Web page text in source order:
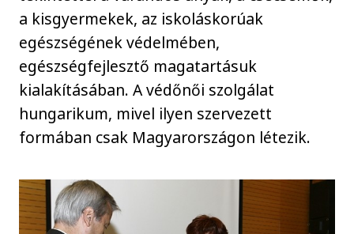
a kisgyermekek, az iskoláskorúak
egészségének védelmében,
egészségfejlesztő magatartásuk
kialakításában. A védőnői szolgálat
hungarikum, mivel ilyen szervezett
formában csak Magyarországon létezik.